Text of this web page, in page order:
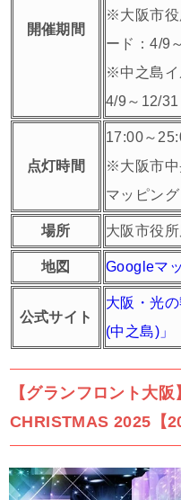
開催期間
※大阪市役
ード：4/9
※中之島イ
4/9～12/31
点灯時間
17:00～
※大阪市中
マッピン
場所 大阪市役
地図 Googleマ
公式サイト
大阪・光
(中之島)」
【グランフロント大
CHRISTMAS 2025【